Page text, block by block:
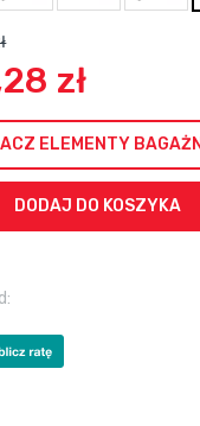
zł
ELEMENTY